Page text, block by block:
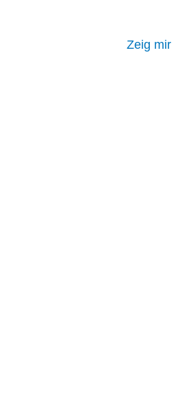
Zeig mir